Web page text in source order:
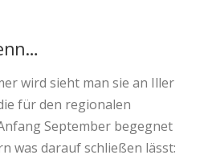
wird sieht man sie an Iller
für den regionalen
September begegnet
was darauf schließen lässt: